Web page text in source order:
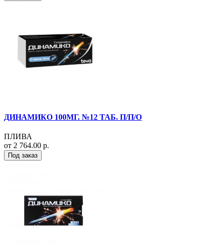
ДИНАМИКО 100МГ. №12 ТАБ. П/П/О
ПЛИВА
от 2 764.00 р.
Под заказ